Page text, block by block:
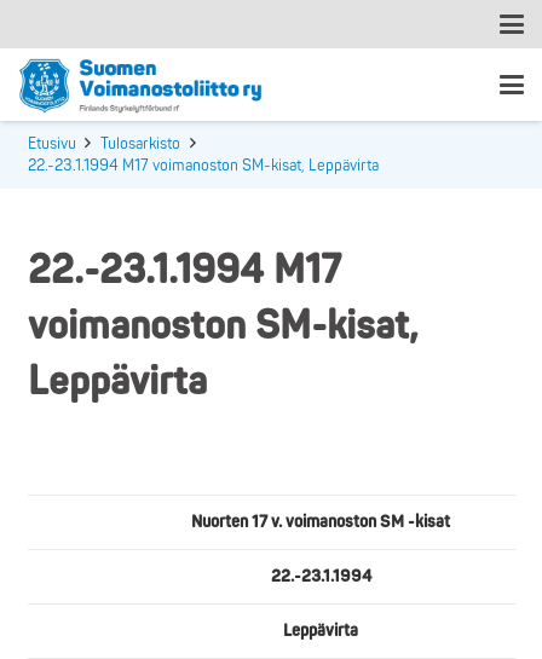
Etusivu
Tulosarkisto
22.-23.1.1994 M17 voimanoston SM-kisat, Leppävirta
22.-23.1.1994 M17
voimanoston SM-kisat,
Leppävirta
Nuorten 17 v. voimanoston SM -kisat
22.-23.1.1994
Leppävirta